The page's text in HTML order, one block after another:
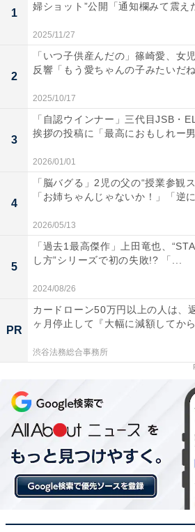
1
婦ショット”公開「通知欄みて震え
2025/11/27
2
「いつ子供産んだの」篠崎愛、女
反響「もう愛ちゃんの子みたいだ
2025/10/17
3
「自認ウインナー」三代目JSB・
挨拶の投稿に「最高におもしれー
2026/01/01
4
「脳バグる」2児の父の“授業参観
「お姉ちゃんじゃないか！」「逆
2026/05/13
5
「過去1最高傑作」上田竜也、
し方”シリーズで初の失敗!? 「...
2024/08/26
PR
カードローン50万円以上の人は、
ヶ月停止して『大幅に減額してか
渋谷法務総合事務所